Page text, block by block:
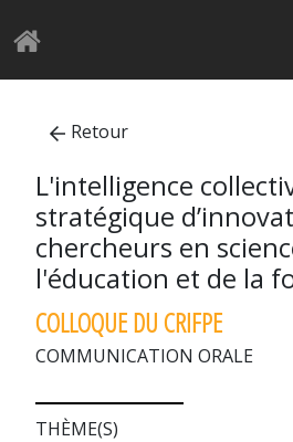
Retour
L'intelligence
stratégique
chercheurs en
l'éducation et de la
COLLOQUE DU CRIFPE
COMMUNICATION ORALE
THÈME(S)